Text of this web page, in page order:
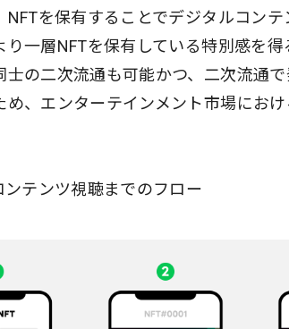
NFTを保有することでデジタルコン
り一層NFTを保有している特別感を
士の二次流通も可能かつ、二次流通
め、エンターテインメント市場にお
ンテンツ視聴までのフロー